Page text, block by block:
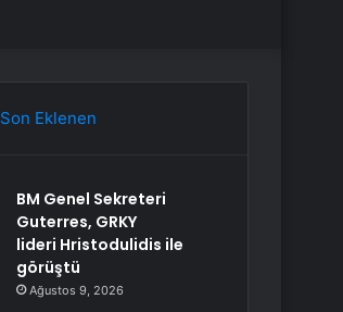
Son Eklenen
BM Genel Sekreteri
Guterres, GRKY
lideri Hristodulidis ile
görüştü
Ağustos 9, 2026